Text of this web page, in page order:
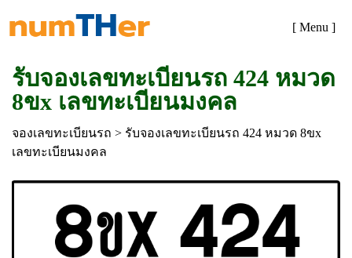
[ Menu ]
รับจองเลขทะเบียนรถ 424 หมวด
8ขx เลขทะเบียนมงคล
จองเลขทะเบียนรถ > รับจองเลขทะเบียนรถ 424 หมวด 8ขx
เลขทะเบียนมงคล